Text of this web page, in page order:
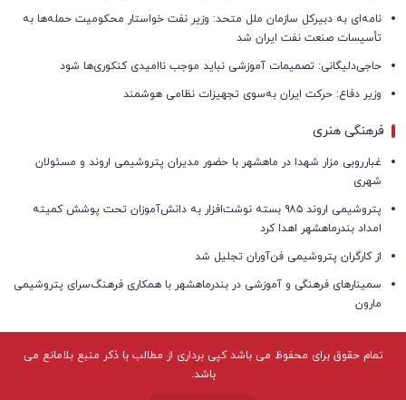
نامه‌ای به دبیرکل سازمان ملل متحد: وزیر نفت خواستار محکومیت حمله‌ها به
تأسیسات صنعت نفت ایران شد
حاجی‌دلیگانی: تصمیمات آموزشی نباید موجب ناامیدی کنکوری‌ها شود
وزیر دفاع: حرکت ایران به‌سوی تجهیزات نظامی هوشمند
فرهنگی هنری
غبارروبی مزار شهدا در ماهشهر با حضور مدیران پتروشیمی اروند و مسئولان
شهری
پتروشیمی اروند ۹۸۵ بسته نوشت‌افزار به دانش‌آموزان تحت پوشش کمیته
امداد بندرماهشهر اهدا کرد
از کارگران پتروشیمی فن‌آوران تجلیل شد
سمینارهای فرهنگی و آموزشی در بندرماهشهر با همکاری فرهنگ‌سرای پتروشیمی
مارون
تمام حقوق برای محفوظ می باشد کپی برداری از مطالب با ذکر منبع بلامانع می
باشد.